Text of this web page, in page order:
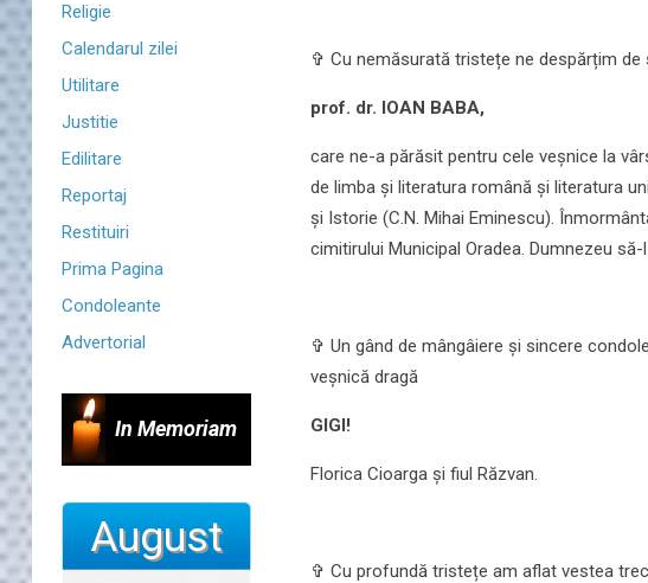
Religie
Calendarul zilei
Utilitare
Justitie
Edilitare
Reportaj
Restituiri
Prima Pagina
Condoleante
Advertorial
In Memoriam
August
✞ Cu nemăsurată tristețe ne despărțim
prof. dr. IOAN BABA,
care ne-a părăsit pentru cele veșnice la
de limba și literatura română și literatura
și Istorie (C.N. Mihai Eminescu).
cimitirului Municipal Oradea. Dumnezeu
✞ Un gând de mângâiere și sincere
veșnică dragă
GIGI!
Florica Cioarga și fiul Răzvan.
✞ Cu profundă tristețe am aflat vestea